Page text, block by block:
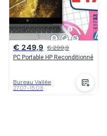
€ 249,9 € 299,9
PC Portable HP Reconditionné
Bureau Vallée
27.07-15.08